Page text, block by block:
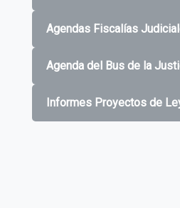
Agendas Fiscalías
Agenda del Bus de la
Informes Proyectos de